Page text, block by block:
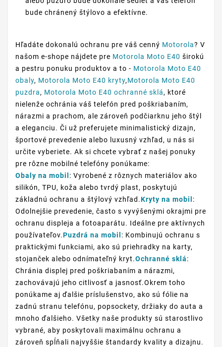
bude chránený štýlovo a efektívne.
Hľadáte dokonalú ochranu pre váš cenný Motorola? V
našom e-shope nájdete pre Motorola Moto E40 širokú
a pestru ponuku produktov a to - Motorola Moto E40
obaly, Motorola Moto E40 kryty,Motorola Moto E40
puzdra, Motorola Moto E40 ochranné sklá, ktoré
nielenže ochránia váš telefón pred poškriabaním,
nárazmi a prachom, ale zároveň podčiarknu jeho štýl
a eleganciu. Či už preferujete minimalistický dizajn,
športové prevedenie alebo luxusný vzhľad, u nás si
určite vyberiete. Ak si chcete vybrať z našej ponuky
pre rôzne mobilné telefóny ponúkame:
Obaly na mobil : Vyrobené z rôznych materiálov ako
silikón, TPU, koža alebo tvrdý plast, poskytujú
základnú ochranu a štýlový vzhľad.Kryty na mobil :
Odolnejšie prevedenie, často s vyvýšenými okrajmi pre
ochranu displeja a fotoaparátu. Ideálne pre aktívnych
používateľov.Puzdrá na mobil : Kombinujú ochranu s
praktickými funkciami, ako sú priehradky na karty,
stojanček alebo odnímateľný kryt.Ochranné sklá:
Chránia displej pred poškriabaním a nárazmi,
zachovávajú jeho citlivosť a jasnosť.Okrem toho
ponúkame aj ďalšie príslušenstvo, ako sú fólie na
zadnú stranu telefónu, popsockety, držiaky do auta a
mnoho ďalšieho. Všetky naše produkty sú starostlivo
vybrané, aby poskytovali maximálnu ochranu a
zároveň spĺňali najvyššie štandardy kvality a dizajnu.